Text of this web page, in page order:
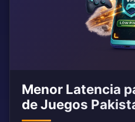
Menor Latencia
de Juegos